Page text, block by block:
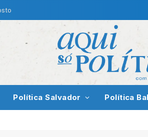
Política Salvador Política